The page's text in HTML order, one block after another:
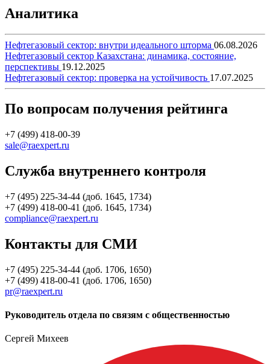
Аналитика
Нефтегазовый сектор: внутри идеального шторма 06.08.2026
Нефтегазовый сектор Казахстана: динамика, состояние,
перспективы 19.12.2025
Нефтегазовый сектор: проверка на устойчивость 17.07.2025
По вопросам получения рейтинга
+7 (499) 418-00-39
sale@raexpert.ru
Служба внутреннего контроля
+7 (495) 225-34-44 (доб. 1645, 1734)
+7 (499) 418-00-41 (доб. 1645, 1734)
compliance@raexpert.ru
Контакты для СМИ
+7 (495) 225-34-44 (доб. 1706, 1650)
+7 (499) 418-00-41 (доб. 1706, 1650)
pr@raexpert.ru
Руководитель отдела по связям с общественностью
Сергей Михеев